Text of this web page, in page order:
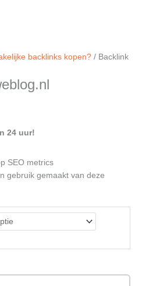
backlinks kopen? / Backlink
24 uur!
SEO metrics
gebruik gemaakt van deze